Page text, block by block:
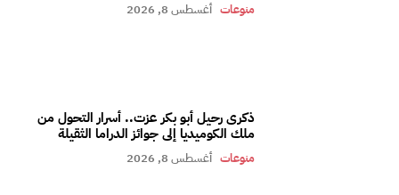
منوعات أغسطس 8, 2026
ذكرى رحيل أبو بكر عزت.. أسرار التحول من
ملك الكوميديا إلى جوائز الدراما الثقيلة
منوعات أغسطس 8, 2026